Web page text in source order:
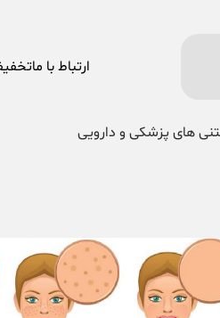
ارتباط با ما
های پزشکی و دارویی